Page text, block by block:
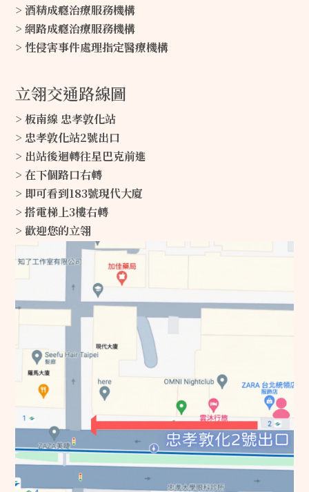
> 酒精成癮治療服務機構
> 網路成癮治療服務機構
> 性侵害事件處理指定醫療機構
立翎交通路線圖
> 板南線 忠孝敦化站
> 忠孝敦化站2號出口
> 出站後迴轉往星巴克前進
> 在下個路口右轉
> 即可看到183號現代大廈
> 搭電梯上3樓右轉
> 歡迎您的立翎